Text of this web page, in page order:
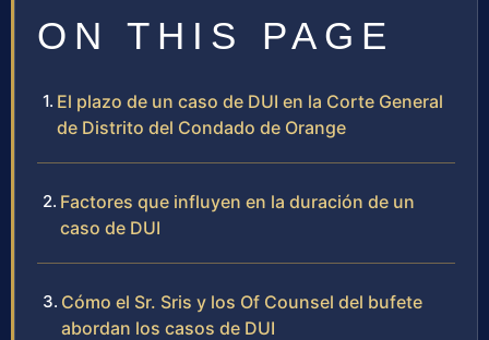
ON THIS PAGE
El plazo de un caso de DUI en la Corte General
de Distrito del Condado de Orange
Factores que influyen en la duración de un
caso de DUI
Cómo el Sr. Sris y los Of Counsel del bufete
abordan los casos de DUI